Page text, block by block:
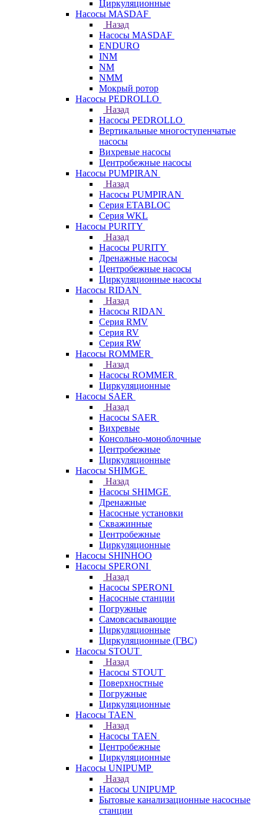
Циркуляционные
Насосы MASDAF
Назад
Насосы MASDAF
ENDURO
INM
NM
NMM
Мокрый ротор
Насосы PEDROLLO
Назад
Насосы PEDROLLO
Вертикальные многоступенчатые
насосы
Вихревые насосы
Центробежные насосы
Насосы PUMPIRAN
Назад
Насосы PUMPIRAN
Серия ETABLOC
Серия WKL
Насосы PURITY
Назад
Насосы PURITY
Дренажные насосы
Центробежные насосы
Циркуляционные насосы
Насосы RIDAN
Назад
Насосы RIDAN
Серия RMV
Серия RV
Серия RW
Насосы ROMMER
Назад
Насосы ROMMER
Циркуляционные
Насосы SAER
Назад
Насосы SAER
Вихревые
Консольно-моноблочные
Центробежные
Циркуляционные
Насосы SHIMGE
Назад
Насосы SHIMGE
Дренажные
Насосные установки
Скважинные
Центробежные
Циркуляционные
Насосы SHINHOO
Насосы SPERONI
Назад
Насосы SPERONI
Насосные станции
Погружные
Самовсасывающие
Циркуляционные
Циркуляционные (ГВС)
Насосы STOUT
Назад
Насосы STOUT
Поверхностные
Погружные
Циркуляционные
Насосы TAEN
Назад
Насосы TAEN
Центробежные
Циркуляционные
Насосы UNIPUMP
Назад
Насосы UNIPUMP
Бытовые канализационные насосные
станции